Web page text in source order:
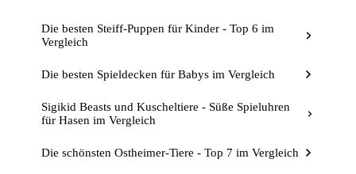
Die besten Steiff-Puppen für Kinder - Top 6 im
Vergleich
Die besten Spieldecken für Babys im Vergleich
Sigikid Beasts und Kuscheltiere - Süße Spieluhren
für Hasen im Vergleich
Die schönsten Ostheimer-Tiere - Top 7 im Vergleich